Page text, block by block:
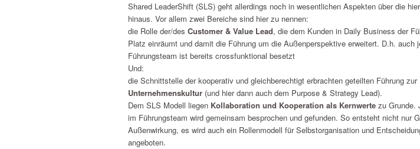
Shared LeaderShift (SLS) geht allerdings noch in wesentlichen Aspekten über die
hinaus. Vor allem zwei Bereiche sind hier zu nennen:
die Rolle der/des Customer & Value Lead, die dem Kunden in Daily Business der
Platz einräumt und damit die Führung um die Außenperspektive erweitert. D.h. auch
Führungsteam ist bereits crossfunktional besetzt
Und:
die Schnittstelle der kooperativ und gleichberechtigt erbrachten geteilten Führung zur
Unternehmenskultur (und hier dann auch dem Purpose & Strategy Lead).
Dem SLS Modell liegen Kollaboration und Kooperation als Kernwerte zu Grunde.
im Führungsteam wird gemeinsam besprochen und gefunden. So entsteht nicht nur
Außenwirkung, es wird auch ein Rollenmodell für Selbstorganisation und
angeboten.